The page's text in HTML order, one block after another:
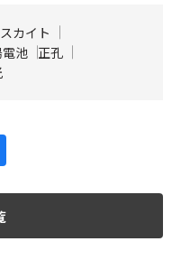
カイト
池 正孔